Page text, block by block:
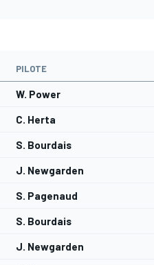
PILOTE
W. Power
C. Herta
S. Bourdais
J. Newgarden
S. Pagenaud
S. Bourdais
J. Newgarden